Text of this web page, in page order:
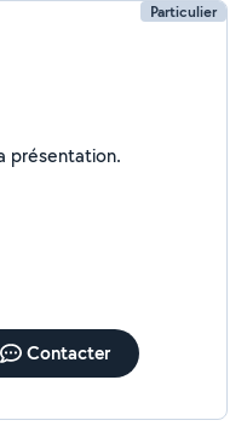
Particulier
Je n'ai pas encore renseigné ma présentation.
Contacter